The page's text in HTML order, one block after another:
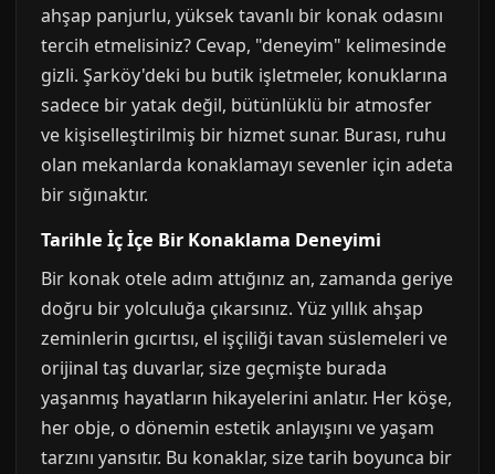
ahşap panjurlu, yüksek tavanlı bir konak odasını
tercih etmelisiniz? Cevap, "deneyim" kelimesinde
gizli. Şarköy'deki bu butik işletmeler, konuklarına
sadece bir yatak değil, bütünlüklü bir atmosfer
ve kişiselleştirilmiş bir hizmet sunar. Burası, ruhu
olan mekanlarda konaklamayı sevenler için adeta
bir sığınaktır.
Tarihle İç İçe Bir Konaklama Deneyimi
Bir konak otele adım attığınız an, zamanda geriye
doğru bir yolculuğa çıkarsınız. Yüz yıllık ahşap
zeminlerin gıcırtısı, el işçiliği tavan süslemeleri ve
orijinal taş duvarlar, size geçmişte burada
yaşanmış hayatların hikayelerini anlatır. Her köşe,
her obje, o dönemin estetik anlayışını ve yaşam
tarzını yansıtır. Bu konaklar, size tarih boyunca bir